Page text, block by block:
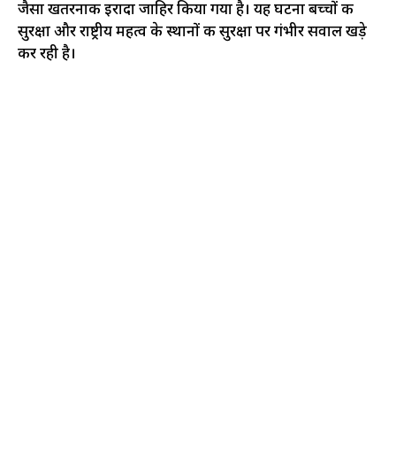
जैसा खतरनाक इरादा जाहिर किया गया है। यह घटना बच्चों की
सुरक्षा और राष्ट्रीय महत्व के स्थानों की सुरक्षा पर गंभीर सवाल खड़े
कर रही है।